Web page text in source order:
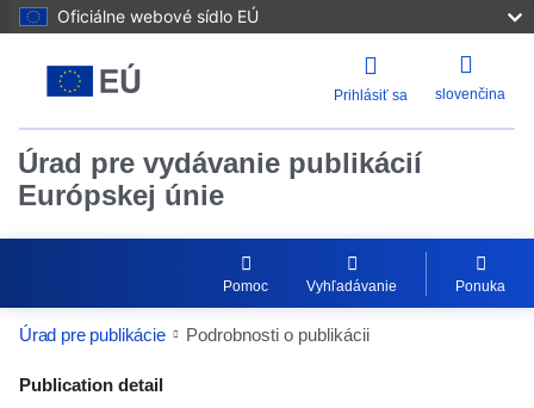
Oficiálne webové sídlo EÚ
Prihlásiť sa slovenčina
Úrad pre vydávanie publikácií
Európskej únie
Pomoc Vyhľadávanie Ponuka
Úrad pre publikácie Podrobnosti o publikácii
Publication Detail Actions Portlet
Publication detail